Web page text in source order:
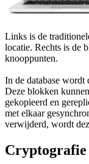
Links is de
locatie. Rechts is de
knooppunten.
In de database wordt
Deze blokken
gekopieerd en
met elkaar
verwijderd, wordt
Cryptografie